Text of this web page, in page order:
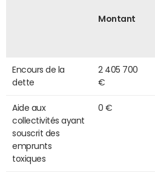
Montant
Encours de la
dette
2 405 700
€
Aide aux
collectivités ayant
souscrit des
emprunts
toxiques
0 €